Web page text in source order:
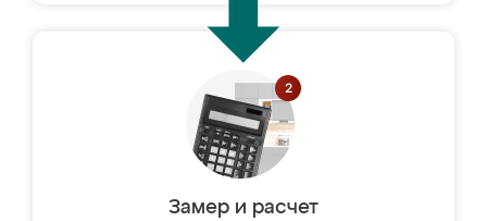
Замер и расчет